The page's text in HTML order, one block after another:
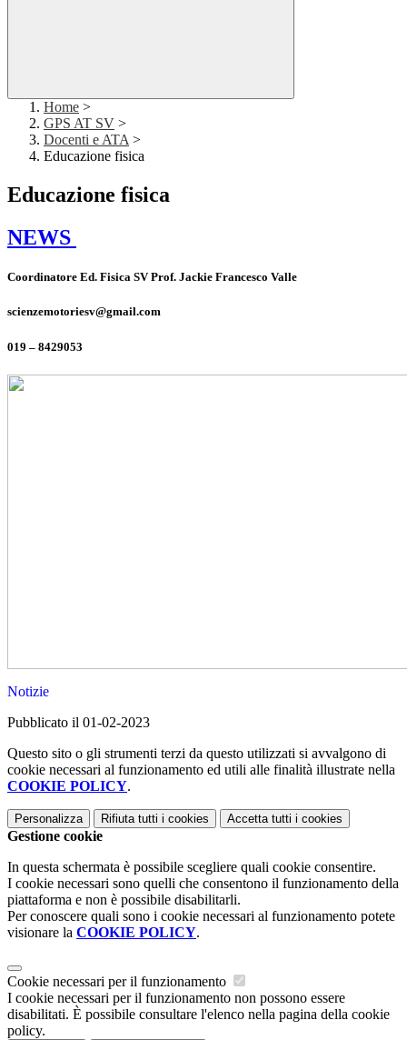
Home >
GPS AT SV >
Docenti e ATA >
Educazione fisica
Educazione fisica
NEWS
Coordinatore Ed. Fisica SV Prof. Jackie Francesco Valle
scienzemotoriesv@gmail.com
019 – 8429053
Notizie
Pubblicato il 01-02-2023
Questo sito o gli strumenti terzi da questo utilizzati si avvalgono di
cookie necessari al funzionamento ed utili alle finalità illustrate nella
COOKIE POLICY.
Personalizza Rifiuta tutti i cookies Accetta tutti i cookies
Gestione cookie
In questa schermata è possibile scegliere quali cookie consentire.
I cookie necessari sono quelli che consentono il funzionamento della
piattaforma e non è possibile disabilitarli.
Per conoscere quali sono i cookie necessari al funzionamento potete
visionare la COOKIE POLICY.
Cookie necessari per il funzionamento
I cookie necessari per il funzionamento non possono essere
disabilitati. È possibile consultare l'elenco nella pagina della cookie
policy.